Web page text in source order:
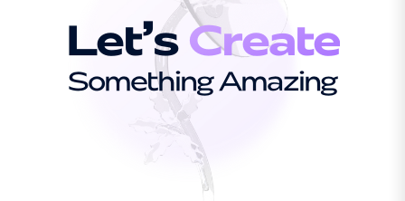
Let’sCreate
Something Amazing